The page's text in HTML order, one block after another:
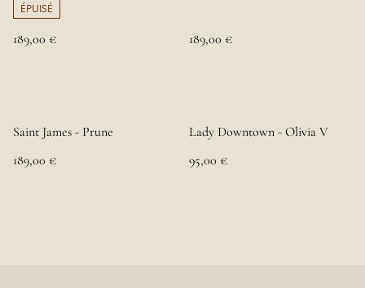
ÉPUISÉ
189,00 € 189,00 €
Saint James - Prune
189,00 €
Lady Downtown - Olivia V
95,00 €